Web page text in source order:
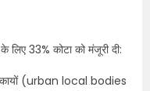
लिए 33% कोटा को मंजूरी दी:
(urban local bodies